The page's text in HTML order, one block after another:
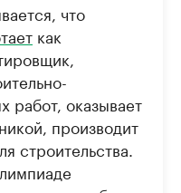
что
как
работ, оказывает
производит
строительства.